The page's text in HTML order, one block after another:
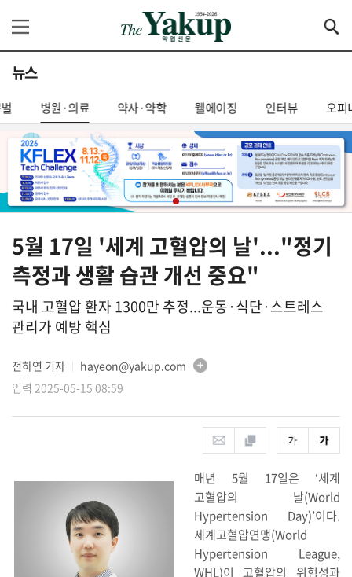
뉴스
병원·의료 약사·약학 웰에이징 인터뷰 오피
5월 17일 '세계 고혈압의 날'..."정기
측정과 생활 습관 개선 중요"
국내 고혈압 환자 1300만 추정...운동·식단·스트레스
관리가 예방 핵심
전하연 기자
hayeon@yakup.com
입력 2025-05-15 08:59
매년 5월 17일은 ‘세계
고혈압의 날(World
Hypertension Day)’이다.
세계고혈압연맹(World
Hypertension League,
WHL)이 고혈압의 위험성과